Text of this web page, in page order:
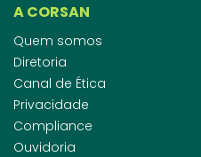
A CORSAN
Quem somos
Diretoria
Canal de Ética
Privacidade
Compliance
Ouvidoria